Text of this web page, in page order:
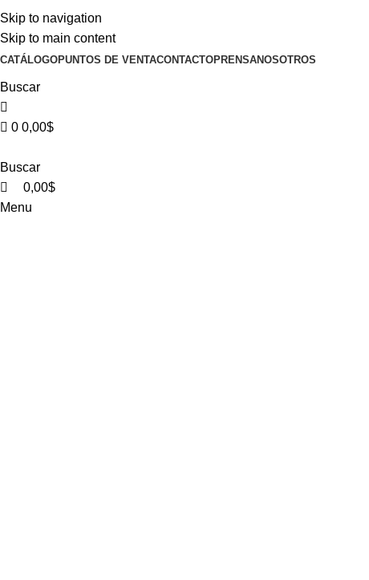
Skip to navigation
Skip to main content
CATÁLOGOPUNTOS DE VENTACONTACTOPRENSANOSOTROS
Buscar
0 0,00$
Buscar
0,00$
Menu